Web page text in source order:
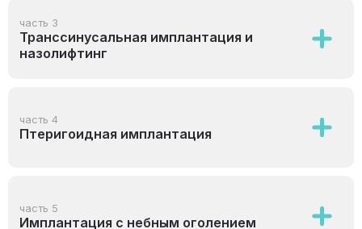
часть 3
Транссинусальная имплантация и
назолифтинг
часть 4
Птеригоидная имплантация
часть 5
Имплантация с небным оголением